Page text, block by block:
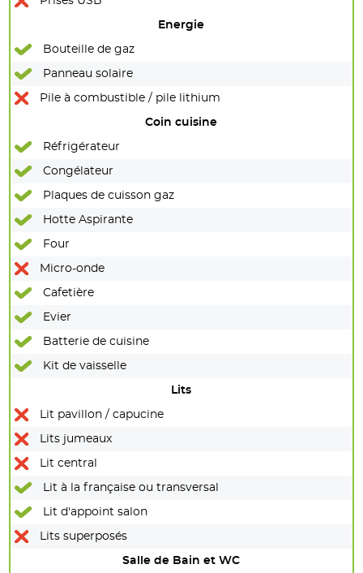
Energie
Bouteille de gaz
Panneau solaire
Pile à combustible / pile lithium
Coin cuisine
Réfrigérateur
Congélateur
Plaques de cuisson gaz
Hotte Aspirante
Four
Micro-onde
Cafetière
Evier
Batterie de cuisine
Kit de vaisselle
Lits
Lit pavillon / capucine
Lits jumeaux
Lit central
Lit à la française ou transversal
Lit d'appoint salon
Lits superposés
Salle de Bain et WC